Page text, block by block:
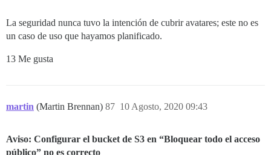
La seguridad nunca tuvo la intención de cubrir avatares; este no es
un caso de uso que hayamos planificado.
13 Me gusta
martin (Martin Brennan) 10 Agosto, 2020 09:43
87
Aviso: Configurar el bucket de S3 en “Bloquear todo el acceso
público” no es correcto